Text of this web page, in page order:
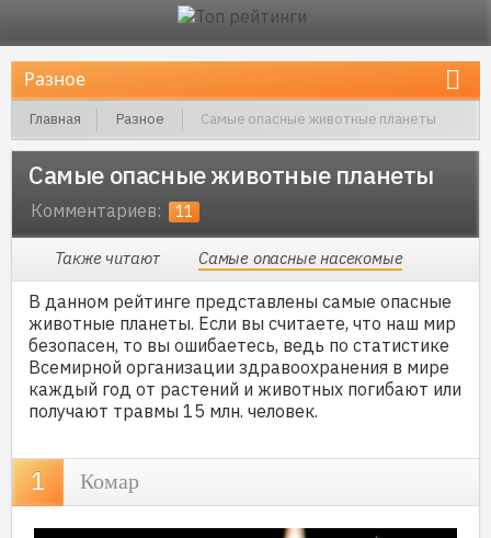
Главная Разное Самые опасные животные планеты
Самые опасные животные планеты
Комментариев: 11
Также читают Самые опасные насекомые
В данном рейтинге представлены самые опасные
животные планеты. Если вы считаете, что наш мир
безопасен, то вы ошибаетесь, ведь по статистике
Всемирной организации здравоохранения в мире
каждый год от растений и животных погибают или
получают травмы 15 млн. человек.
Комар